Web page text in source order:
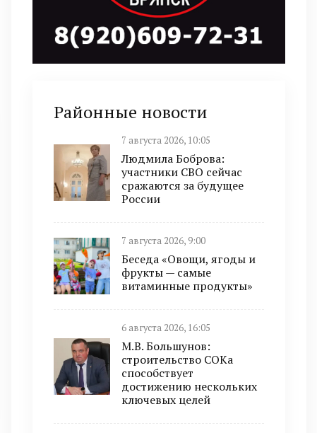
Районные новости
7 августа 2026, 10:05
Людмила Боброва:
участники СВО сейчас
сражаются за будущее
России
7 августа 2026, 9:00
Беседа «Овощи, ягоды и
фрукты — самые
витаминные продукты»
6 августа 2026, 16:05
М.В. Большунов:
строительство СОКа
способствует
достижению нескольких
ключевых целей